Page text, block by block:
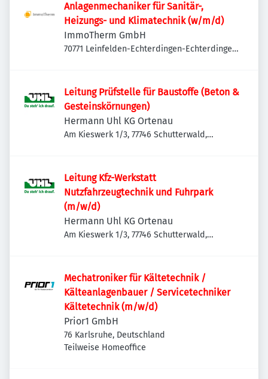
Anlagenmechaniker für Sanitär-,
Heizungs- und Klimatechnik (w/m/d)
ImmoTherm GmbH
70771 Leinfelden-Echterdingen-Echterdingen,
Leitung Prüfstelle für Baustoffe (Beton &
Gesteinskörnungen)
Hermann Uhl KG Ortenau
Am Kieswerk 1/3, 77746 Schutterwald,
Leitung Kfz-Werkstatt
Nutzfahrzeugtechnik und Fuhrpark
(m/w/d)
Hermann Uhl KG Ortenau
Am Kieswerk 1/3, 77746 Schutterwald,
Mechatroniker für Kältetechnik /
Kälteanlagenbauer / Servicetechniker
Kältetechnik (m/w/d)
Prior1 GmbH
76 Karlsruhe, Deutschland
Teilweise Homeoffice